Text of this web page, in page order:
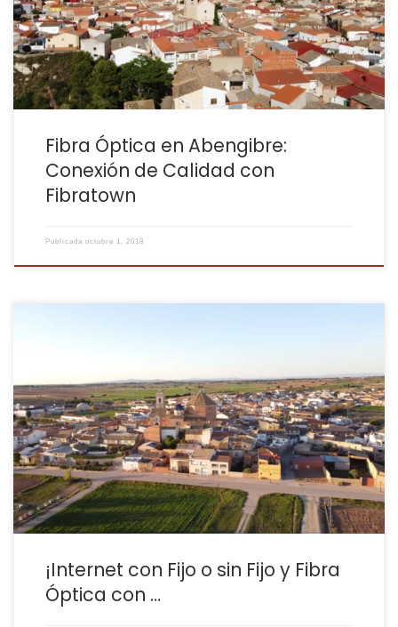
estamos llevando la mejor fibra óptica a Abengibre, para que
disfrutes de […]
Fibra Óptica en Abengibre:
Conexión de Calidad con
Fibratown
Publicada octubre 1, 2018
En Alborea, al igual que en otros lugares, contratar internet puede
convertirse en una tarea engorrosa. La obligatoriedad de
contratar servicios que no necesitas, como el teléfono fijo, y la
falta de flexibilidad en algunos casos generan frustración e
incertidumbre. Imagina necesitar solo internet para hogar y tener
que pagar […]
¡Internet con Fijo o sin Fijo y Fibra
Óptica con …